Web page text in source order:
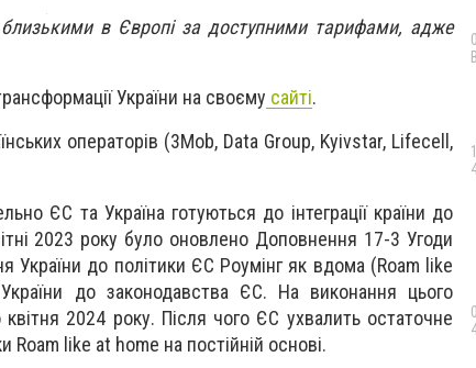
близькими в Європі за доступними тарифами, адже
України на своєму сайті.
операторів (3Mob, Data Group, Kyivstar, Lifecell,
ЄС та Україна готуються до інтеграції країни до
2023 року було оновлено Доповнення 17-3 Угоди
України до політики ЄС Роумінг як вдома (Roam like
до законодавства ЄС. На виконання цього
2024 року. Після чого ЄС ухвалить остаточне
like at home на постійній основі.